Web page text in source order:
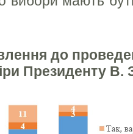
до
Президенту В.